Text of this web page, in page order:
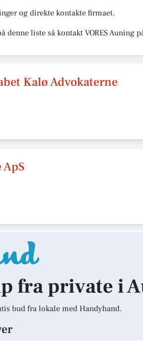
og direkte kontakte firmaet.
denne liste så kontakt VORES
Kalø Advokaterne
fra private i
bud fra lokale med Handyhand.